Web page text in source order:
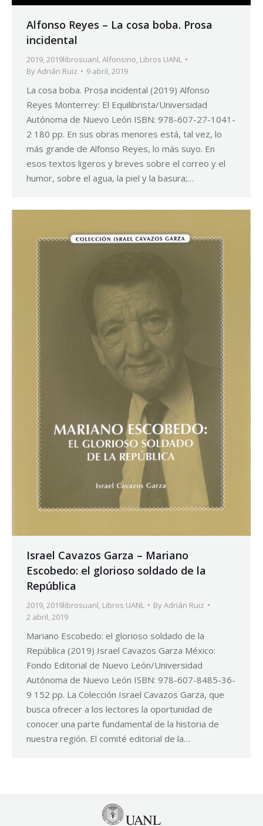
Alfonso Reyes – La cosa boba. Prosa
incidental
2019,2019librosuanl,Alfonsino, Libros UANL
ByAdrián Ruiz 9 abril, 2019
La cosa boba. Prosa incidental (2019) Alfonso
Reyes Monterrey: El Equilibrista/Universidad
Autónoma de Nuevo León ISBN: 978-607-27-1041-
2 180 pp. En sus obras menores está, tal vez, lo
más grande de Alfonso Reyes, lo más suyo. En
esos textos ligeros y breves sobre el correo y el
humor, sobre el agua, la piel y la basura;…
Israel Cavazos Garza – Mariano
Escobedo: el glorioso soldado de la
República
2019,2019librosuanl, Libros UANL ByAdrián Ruiz
2 abril, 2019
Mariano Escobedo: el glorioso soldado de la
República (2019) Israel Cavazos Garza México:
Fondo Editorial de Nuevo León/Universidad
Autónoma de Nuevo León ISBN: 978-607-8485-36-
9 152 pp. La Colección Israel Cavazos Garza, que
busca ofrecer a los lectores la oportunidad de
conocer una parte fundamental de la historia de
nuestra región. El comité editorial de la…